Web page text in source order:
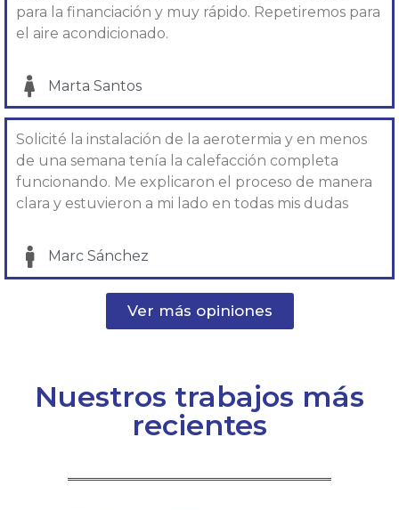
para la financiación y muy rápido. Repetiremos para
el aire acondicionado.
Marta Santos
Solicité la instalación de la aerotermia y en menos
de una semana tenía la calefacción completa
funcionando. Me explicaron el proceso de manera
clara y estuvieron a mi lado en todas mis dudas
Marc Sánchez
Ver más opiniones
Nuestros trabajos más
recientes